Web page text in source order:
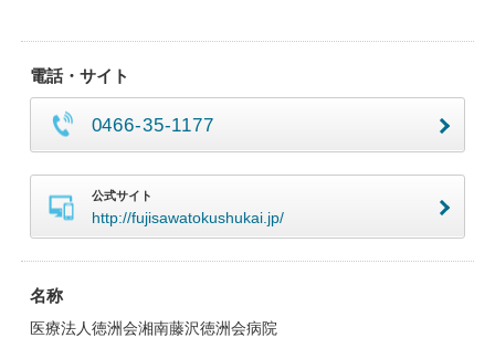
電話・サイト
0466-35-1177
公式サイト
http://fujisawatokushukai.jp/
名称
医療法人徳洲会湘南藤沢徳洲会病院